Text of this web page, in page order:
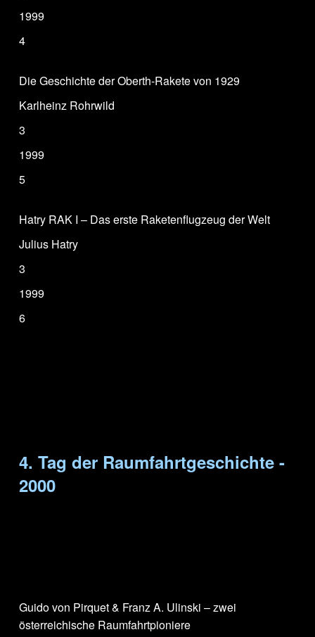
1999
4
Die Geschichte der Oberth-Rakete von 1929
Karlheinz Rohrwild
3
1999
5
Hatry RAK I – Das erste Raketenflugzeug der Welt
Julius Hatry
3
1999
6
4. Tag der Raumfahrtgeschichte -
2000
Guido von Pirquet & Franz A. Ulinski – zwei
österreichische Raumfahrtpioniere